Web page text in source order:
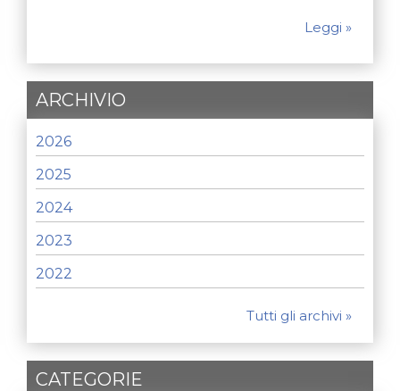
Leggi »
ARCHIVIO
2026
2025
2024
2023
2022
Tutti gli archivi »
CATEGORIE